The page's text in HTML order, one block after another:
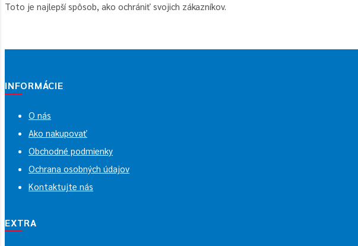
Toto je najlepší spôsob, ako ochrániť svojich zákazníkov.
INFORMÁCIE
O nás
Ako nakupovať
Obchodné podmienky
Ochrana osobných údajov
Kontaktujte nás
EXTRA